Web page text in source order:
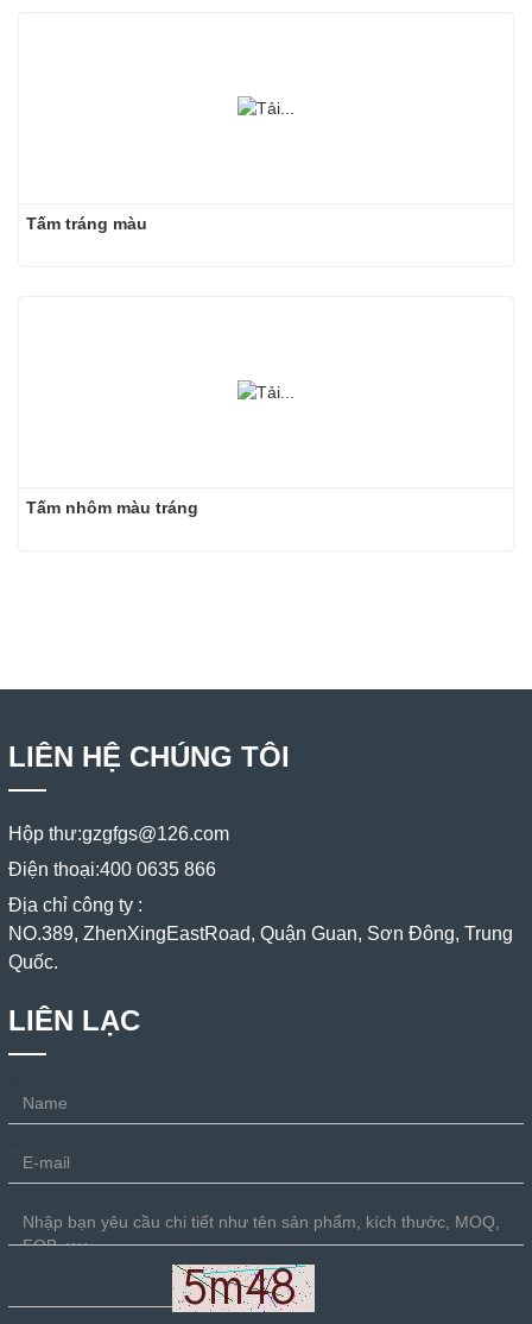
Tấm tráng màu
Tấm nhôm màu tráng
LIÊN HỆ CHÚNG TÔI
Hộp thư:gzgfgs@126.com
Điện thoại:400 0635 866
Địa chỉ công ty :
NO.389, ZhenXingEastRoad, Quận Guan, Sơn Đông, Trung
Quốc.
LIÊN LẠC